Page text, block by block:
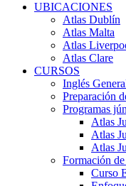
UBICACIONES
Atlas Dublín
Atlas Malta
Atlas
Atlas Clare
CURSOS
Inglés
Preparación
Programas
Atlas
Atlas
Atlas
Formación
Curso